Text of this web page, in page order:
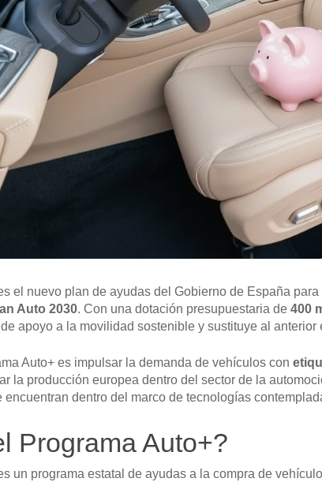
el nuevo plan de ayudas del Gobierno de España
Auto 2030. Con una dotación presupuestaria de 400
apoyo a la movilidad sostenible y sustituye al
Auto+ es impulsar la demanda de vehículos con
la producción europea dentro del sector de la
encuentran dentro del marco de tecnologías
Programa Auto+?
un programa estatal de ayudas a la compra de